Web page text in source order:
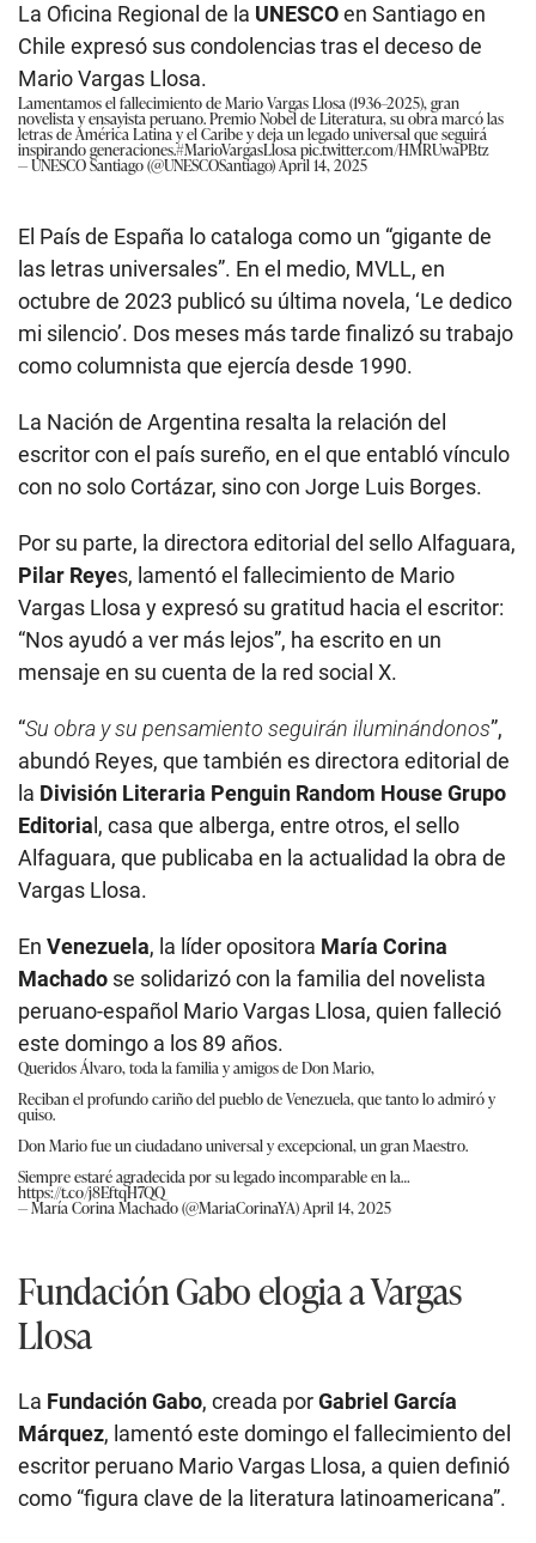
La Oficina Regional de la UNESCOen Santiago en
Chile expresó sus condolencias tras el deceso de
Mario Vargas Llosa.
Lamentamos el fallecimiento de Mario Vargas Llosa (1936–2025), gran
novelista y ensayista peruano. Premio Nobel de Literatura, su obra marcó las
letras de América Latina y el Caribe y deja un legado universal que seguirá
inspirando generaciones.#MarioVargasLlosapic.twitter.com/HMRUwaPBtz
— UNESCO Santiago (@UNESCOSantiago)April 14, 2025
El País de España lo cataloga como un “gigante de
las letras universales”. En el medio, MVLL, en
octubre de 2023 publicó su última novela, ‘Le dedico
mi silencio’. Dos meses más tarde finalizó su trabajo
como columnista que ejercía desde 1990.
La Nación de Argentina resalta la relación del
escritor con el país sureño, en el que entabló vínculo
con no solo Cortázar, sino con Jorge Luis Borges.
Por su parte, la directora editorial del sello Alfaguara,
Pilar Reyes, lamentó el fallecimiento de Mario
Vargas Llosa y expresó su gratitud hacia el escritor:
“Nos ayudó a ver más lejos”, ha escrito en un
mensaje en su cuenta de la red social X.
“Su obra y su pensamiento seguirán iluminándonos”,
abundó Reyes, que también es directora editorial de
la División Literaria Penguin Random House Grupo
Editoria l, casa que alberga, entre otros, el sello
Alfaguara, que publicaba en la actualidad la obra de
Vargas Llosa.
En Venezuela, la líder opositora María Corina
Machado se solidarizó con la familia del novelista
peruano-español Mario Vargas Llosa, quien falleció
este domingo a los 89 años.
Queridos Álvaro, toda la familia y amigos de Don Mario,
Reciban el profundo cariño del pueblo de Venezuela, que tanto lo admiró y
quiso.
Don Mario fue un ciudadano universal y excepcional, un gran Maestro.
Siempre estaré agradecida por su legado incomparable en la…
https://t.co/j8EftqH7QQ
— María Corina Machado (@MariaCorinaYA)April 14, 2025
Fundación Gabo elogia a Vargas
Llosa
La Fundación Gabo, creada porGabriel García
Márquez, lamentó este domingo el fallecimiento del
escritor peruano Mario Vargas Llosa, a quien definió
como “figura clave de la literatura latinoamericana”.